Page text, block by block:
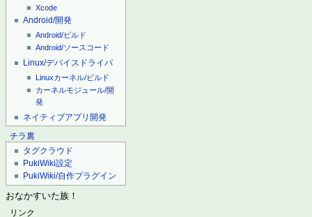
Xcode
Android/開発
Android/ビルド
Android/ソースコード
Linux/デバイスドライバ
Linuxカーネル/ビルド
カーネルモジュール/開
発
ネイティブアプリ開発
チラ裏
タグクラウド
PukiWiki設定
PukiWiki/自作プラグイン
おなかすいた族！
リンク